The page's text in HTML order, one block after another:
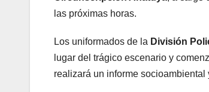
las próximas horas.
Los uniformados de la División
lugar del trágico escenario y
realizará un informe